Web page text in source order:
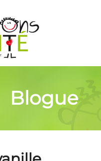
Blogue